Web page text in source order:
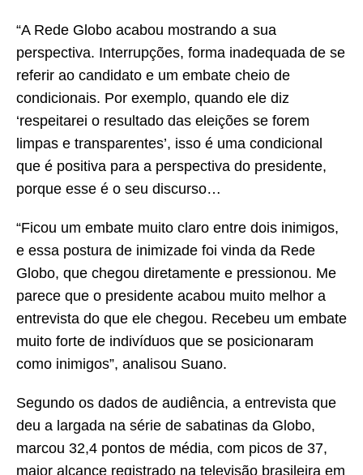
“A Rede Globo acabou mostrando a sua
perspectiva. Interrupções, forma inadequada de se
referir ao candidato e um embate cheio de
condicionais. Por exemplo, quando ele diz
‘respeitarei o resultado das eleições se forem
limpas e transparentes’, isso é uma condicional
que é positiva para a perspectiva do presidente,
porque esse é o seu discurso…
“Ficou um embate muito claro entre dois inimigos,
e essa postura de inimizade foi vinda da Rede
Globo, que chegou diretamente e pressionou. Me
parece que o presidente acabou muito melhor a
entrevista do que ele chegou. Recebeu um embate
muito forte de indivíduos que se posicionaram
como inimigos”, analisou Suano.
Segundo os dados de audiência, a entrevista que
deu a largada na série de sabatinas da Globo,
marcou 32,4 pontos de média, com picos de 37,
maior alcance registrado na televisão brasileira em